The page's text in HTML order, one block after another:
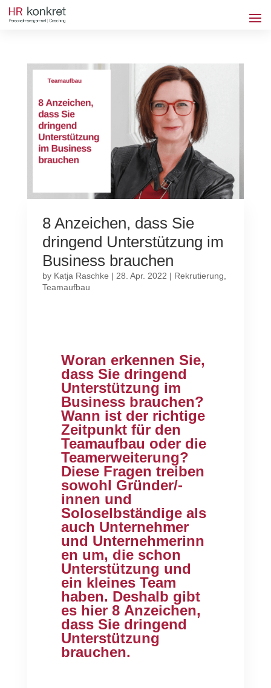
8 Anzeichen, dass Sie
dringend Unterstützung im
Business brauchen
by Katja Raschke | 28. Apr. 2022 | Rekrutierung
Teamaufbau
Woran erkennen Sie,
dass Sie dringend
Unterstützung im
Business brauchen?
Wann ist der richtige
Zeitpunkt für den
Teamaufbau oder die
Teamerweiterung?
Diese Fragen treiben
sowohl Gründer/-
innen und
Soloselbständige als
auch Unternehmer
und Unternehmerinn
en um, die schon
Unterstützung und
ein kleines Team
haben. Deshalb gibt
es hier 8 Anzeichen,
dass Sie dringend
Unterstützung
brauchen.